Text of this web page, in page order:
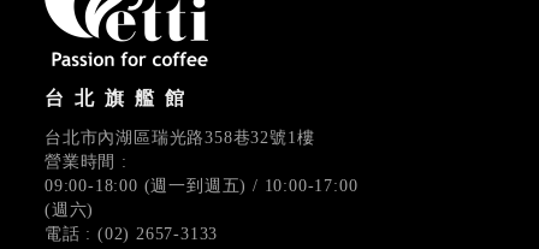
台北旗艦館
台北市內湖區瑞光路358巷32號1樓
營業時間 :
09:00-18:00 (週一到週五) / 10:00-17:00
(週六)
電話 : (02) 2657-3133